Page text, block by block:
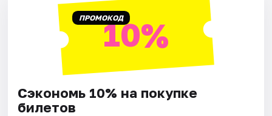
ПРОМОКОД10%
Сэкономь 10% на покупке
билетов